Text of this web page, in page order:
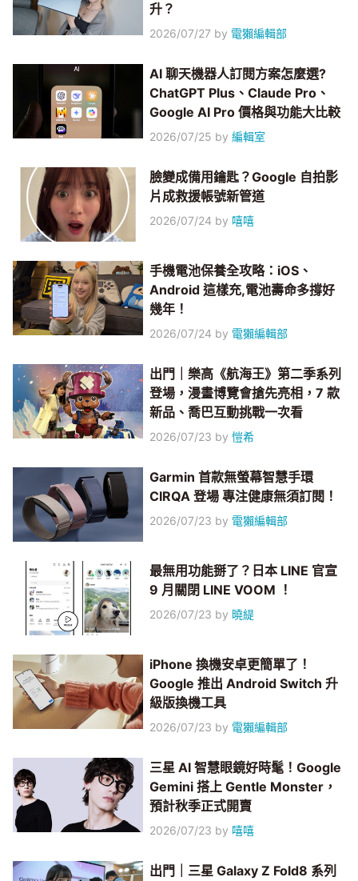
升？
2026/07/27 by 電獺編輯部
AI 聊天機器人訂閱方案怎麼選?
ChatGPT Plus、Claude Pro、
Google AI Pro 價格與功能大比較
2026/07/25 by編輯室
臉變成備用鑰匙？Google 自拍影
片成救援帳號新管道
2026/07/24 by 嘻嘻
手機電池保養全攻略：iOS、
Android 這樣充,電池壽命多撐好
幾年！
2026/07/24 by 電獺編輯部
出門｜樂高《航海王》第二季系列
登場，漫畫博覽會搶先亮相，7 款
新品、喬巴互動挑戰一次看
2026/07/23 by愷希
Garmin 首款無螢幕智慧手環
CIRQA 登場 專注健康無須訂閱！
2026/07/23 by 電獺編輯部
最無用功能掰了？日本 LINE 官宣
9 月關閉 LINE VOOM ！
2026/07/23 by 曉緹
iPhone 換機安卓更簡單了！
Google 推出 Android Switch 升
級版換機工具
2026/07/23 by 電獺編輯部
三星 AI 智慧眼鏡好時髦！Google
Gemini 搭上 Gentle Monster，
預計秋季正式開賣
2026/07/23 by 嘻嘻
出門｜三星 Galaxy Z Fold8 系列